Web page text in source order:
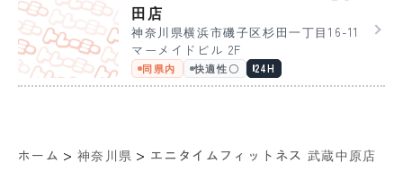
田店
神奈川県横浜市磯子区杉田一丁目16-11
マーメイドビル 2F
同県内 快適性〇 24H
ホーム > 神奈川県 > エニタイムフィットネス 武蔵中原店